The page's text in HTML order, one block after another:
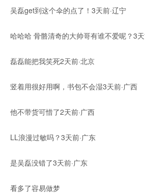
吴磊get到这个伞的点了！3天前·辽宁
哈哈哈 骨骼清奇的大帅哥有谁不爱呢？3天
磊磊能把我笑死2天前·北京
竖着用很好用啊，书包不会湿3天前·广西
他不带货可惜了2天前·广西
LL浪漫过敏吗？3天前·广东
是吴磊没错了3天前·广东
看多了容易做梦